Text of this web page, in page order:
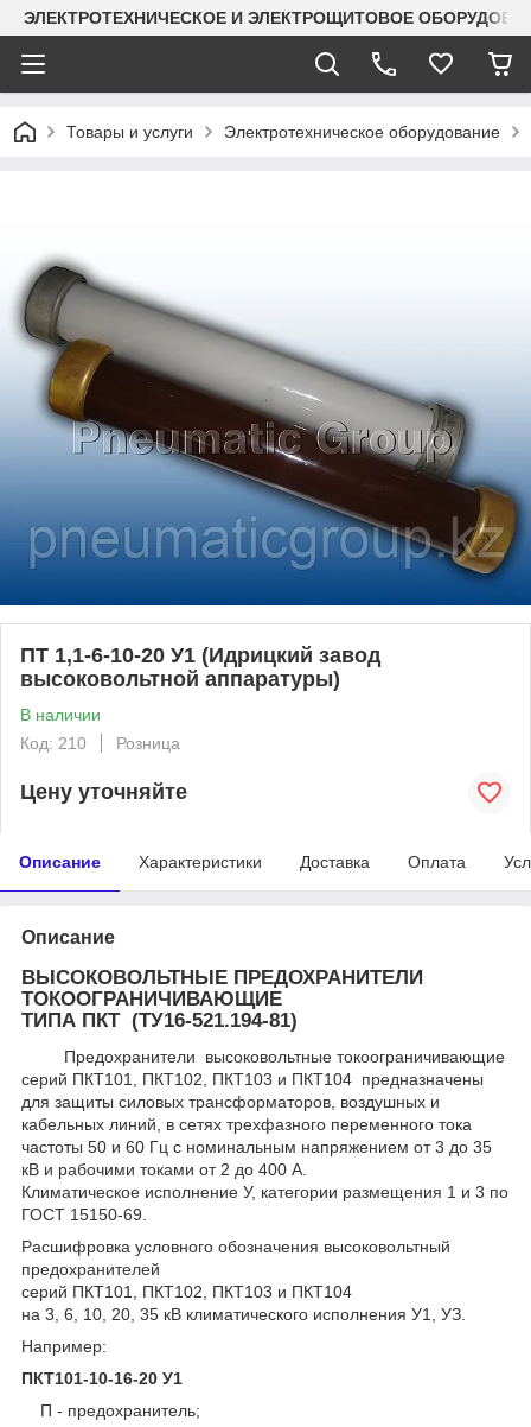
ЭЛЕКТРОТЕХНИЧЕСКОЕ И ЭЛЕКТРОЩИТОВОЕ
Товары и услуги Электротехническое оборудование
ПТ 1,1-6-10-20 У1 (Идрицкий завод
высоковольтной аппаратуры)
В наличии
Код: 210
Розница
Цену уточняйте
Описание Характеристики Доставка Оплата
Описание
ВЫСОКОВОЛЬТНЫЕ ПРЕДОХРАНИТЕЛИ
ТОКООГРАНИЧИВАЮЩИЕ
ТИПА ПКТ (ТУ16-521.194-81)
Предохранители высоковольтные токоограничивающие
серий ПКТ101, ПКТ102, ПКТ103 и ПКТ104 предназначены
для защиты силовых трансформаторов, воздушных и
кабельных линий, в сетях трехфазного переменного тока
частоты 50 и 60 Гц с номинальным напряжением от 3 до 35
кВ и рабочими токами от 2 до 400 А.
Климатическое исполнение У, категории размещения 1 и 3 по
ГОСТ 15150-69.
Расшифровка условного обозначения высоковольтный
предохранителей
серий ПКТ101, ПКТ102, ПКТ103 и ПКТ104
на 3, 6, 10, 20, 35 кВ климатического исполнения У1, УЗ.
Например:
ПКТ101-10-16-20 У1
П - предохранитель;